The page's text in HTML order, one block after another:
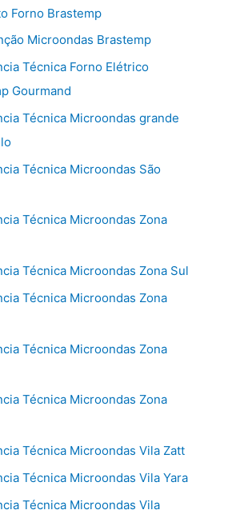
Forno Brastemp
Microondas Brastemp
Técnica Forno Elétrico
Gourmand
Técnica Microondas grande
Técnica Microondas São
Técnica Microondas Zona
Técnica Microondas Zona Sul
Técnica Microondas Zona
Técnica Microondas Zona
Técnica Microondas Zona
Técnica Microondas Vila Zatt
Técnica Microondas Vila Yara
Técnica Microondas Vila